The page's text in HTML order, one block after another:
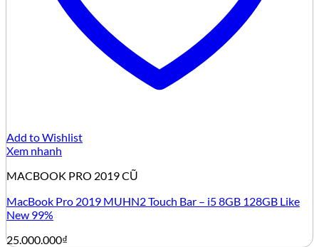
Add to Wishlist
Xem nhanh
MACBOOK PRO 2019 CŨ
MacBook Pro 2019 MUHN2 Touch Bar – i5 8GB 128GB Like
New 99%
25.000.000₫